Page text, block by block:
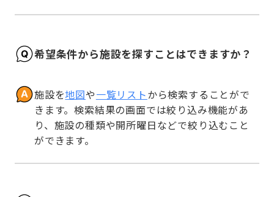
希望条件から施設を探すことはできますか？
施設を地図や一覧リストから検索することがで
きます。検索結果の画面では絞り込み機能があ
り、施設の種類や開所曜日などで絞り込むこと
ができます。